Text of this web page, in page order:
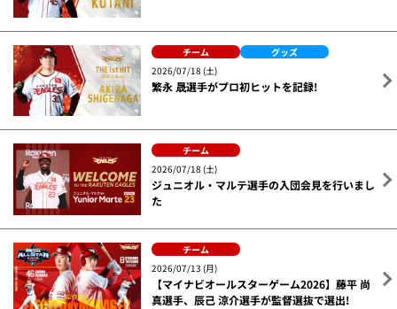
チーム
グッズ
2026/07/18 (土)
繁永 晟選手がプロ初ヒットを記録!
チーム
2026/07/18 (土)
ジュニオル・マルテ選手の入団会見を行いまし
た
チーム
2026/07/13 (月)
【マイナビオールスターゲーム2026】藤平 尚
真選手、辰己 涼介選手が監督選抜で選出!